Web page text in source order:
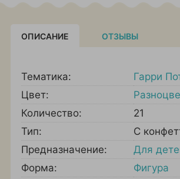
ОПИСАНИЕ ОТЗЫВЫ
Тематика:
Гарри
Цвет:
Количество:
21
Тип:
С
Предназначение:
Для
Форма:
Фигура